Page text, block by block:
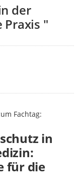
der
Praxis "
Fachtag:
in
für die